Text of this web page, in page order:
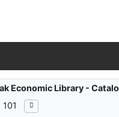
Economic Library -
101